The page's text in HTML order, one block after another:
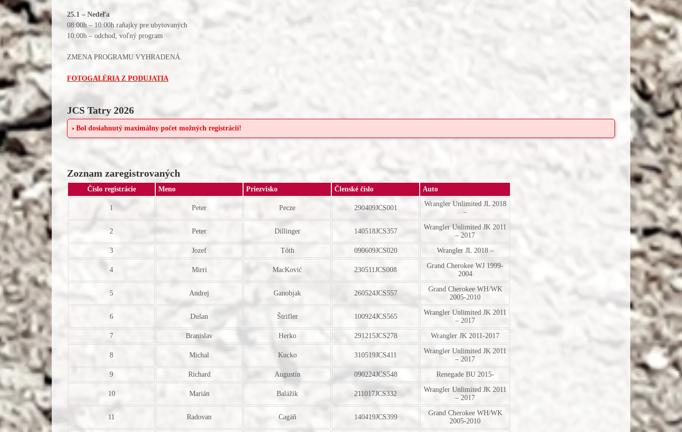
25.1 – Nedeľa
08:00h – 10:00h raňajky pre ubytovaných
10:00h – odchod, voľný program
ZMENA PROGRAMU VYHRADENÁ.
FOTOGALÉRIA Z PODUJATIA
JCS Tatry 2026
Bol dosiahnutý maximálny počet možných registrácií!
Zoznam zaregistrovaných
Číslo registrácie Meno Priezvisko Členské číslo Auto
1 Peter Pecze 290409JCS001
Wrangler Unlimited JL 2018
–
2 Peter Dillinger 140518JCS357
Wrangler Unlimited JK 2011
– 2017
3
Jozef Tóth 090609JCS020 Wrangler JL 2018 –
4 Mirri MacKović 230511JCS008
Grand Cherokee WJ 1999-
2004
5 Andrej Ganobjak 260524JCS557
Grand Cherokee WH/WK
2005-2010
6 Dušan Štrifler 100924JCS565
Wrangler Unlimited JK 2011
– 2017
7
Branislav Herko 291215JCS278 Wrangler JK 2011-2017
8 Michal Kucko 310519JCS411
Wrangler Unlimited JK 2011
– 2017
9
Richard Augustín 090224JCS548 Renegade BU 2015-
10 Marián Balážik 211017JCS332
Wrangler Unlimited JK 2011
– 2017
11 Radovan Cagáň 140419JCS399
Grand Cherokee WH/WK
2005-2010